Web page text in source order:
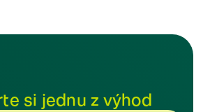
si jednu z výhod